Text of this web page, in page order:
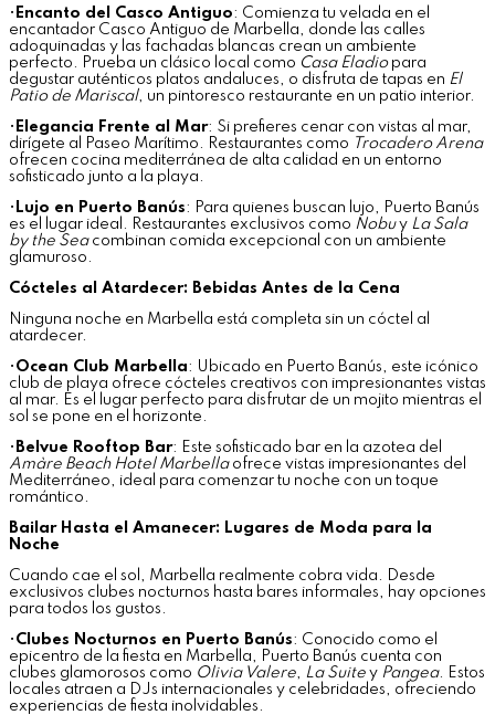
• Encanto del Casco Antiguo: Comienza tu velada en el
encantador Casco Antiguo de Marbella, donde las calles
adoquinadas y las fachadas blancas crean un ambiente
perfecto. Prueba un clásico local como Casa Eladiopara
degustar auténticos platos andaluces, o disfruta de tapas en El
Patio de Mariscal, un pintoresco restaurante en un patio interior.
• Elegancia Frente al Mar: Si prefieres cenar con vistas al mar,
dirígete al Paseo Marítimo. Restaurantes como Trocadero Arena
ofrecen cocina mediterránea de alta calidad en un entorno
sofisticado junto a la playa.
• Lujo en Puerto Banús: Para quienes buscan lujo, Puerto Banús
es el lugar ideal. Restaurantes exclusivos como Nobuy La Sala
by the Seacombinan comida excepcional con un ambiente
glamuroso.
Cócteles al Atardecer: Bebidas Antes de la Cena
Ninguna noche en Marbella está completa sin un cóctel al
atardecer.
• Ocean Club Marbella: Ubicado en Puerto Banús, este icónico
club de playa ofrece cócteles creativos con impresionantes vistas
al mar. Es el lugar perfecto para disfrutar de un mojito mientras el
sol se pone en el horizonte.
• Belvue Rooftop Bar: Este sofisticado bar en la azotea del
Amàre Beach Hotel Marbellaofrece vistas impresionantes del
Mediterráneo, ideal para comenzar tu noche con un toque
romántico.
Bailar Hasta el Amanecer: Lugares de Moda para la
Noche
Cuando cae el sol, Marbella realmente cobra vida. Desde
exclusivos clubes nocturnos hasta bares informales, hay opciones
para todos los gustos.
• Clubes Nocturnos en Puerto Banús: Conocido como el
epicentro de la fiesta en Marbella, Puerto Banús cuenta con
clubes glamorosos como Olivia Valere La Suite y Pangea. Estos
locales atraen a DJs internacionales y celebridades, ofreciendo
experiencias de fiesta inolvidables.